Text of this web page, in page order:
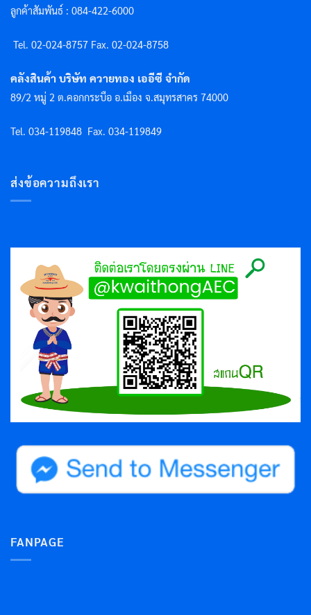
ลูกค้าสัมพันธ์ : 084-422-6000
Tel. 02-024-8757 Fax. 02-024-8758
คลังสินค้า บริษัท ควายทอง เออีซี จำกัด
89/2 หมู่ 2 ต.คอกกระบือ อ.เมือง จ.สมุทรสาคร 74000
Tel. 034-119848 Fax. 034-119849
ส่งข้อความถึงเรา
FANPAGE